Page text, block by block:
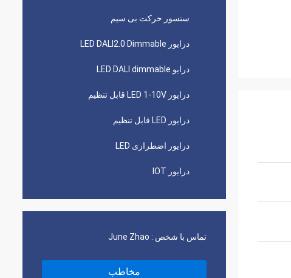
سنسور حرکت بی سیم
درایور LED DALI2.0 Dimmable
درایو LED DALI dimmable
درایور LED 1-10V قابل تنظیم
درایور LED قابل تنظیم
درایور اضطراری LED
درایور IOT
تماس با شخص : June Zhao
مخاطب